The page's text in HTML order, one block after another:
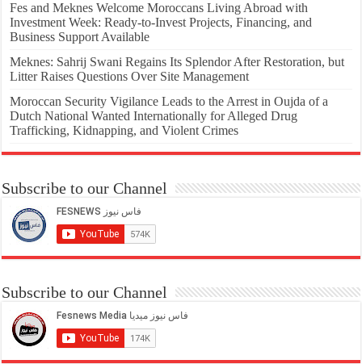
Fes and Meknes Welcome Moroccans Living Abroad with
Investment Week: Ready-to-Invest Projects, Financing, and
Business Support Available
Meknes: Sahrij Swani Regains Its Splendor After Restoration, but
Litter Raises Questions Over Site Management
Moroccan Security Vigilance Leads to the Arrest in Oujda of a
Dutch National Wanted Internationally for Alleged Drug
Trafficking, Kidnapping, and Violent Crimes
Subscribe to our Channel
Subscribe to our Channel